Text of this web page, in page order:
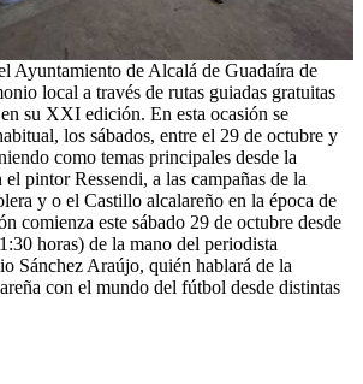
Ayuntamiento de Alcalá de Guadaíra de
local a través de rutas guiadas gratuitas
su XXI edición. En esta ocasión se
los sábados, entre el 29 de octubre y
como temas principales desde la
pintor Ressendi, a las campañas de la
y o el Castillo alcalareño en la época de
comienza este sábado 29 de octubre desde
horas) de la mano del periodista
Sánchez Araújo, quién hablará de la
con el mundo del fútbol desde distintas